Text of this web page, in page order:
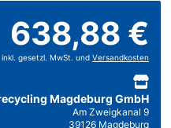
638,88 €
inkl. gesetzl. MwSt. und Versandkosten
Magdeburg GmbH
Am Zweigkanal 9
39126 Magdeburg